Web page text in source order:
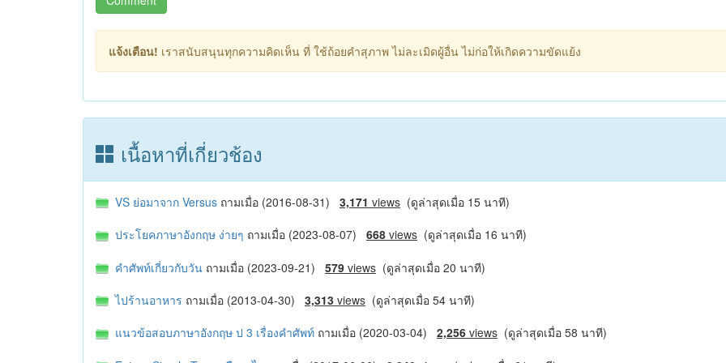
แจ้งเตือน! เราสนับสนุนทุกความคิดเห็น ที่ ใช้ถ้อยคำสุภาพ ไม่ละเมิดผู้อื่น ไม่ก่อให้เกิดความขัดแย้ง
เนื้อหาที่เกี่ยวช้อง
VS ย่อมาจาก Versus ถามเมื่อ (2016-08-31) 3,171 views (ดูล่าสุดเมื่อ 15 นาที)
ประโยคภาษาอังกฤษ ง่ายๆ ถามเมื่อ (2023-08-07) 668 views (ดูล่าสุดเมื่อ 16 นาที)
คำศัพท์เกี่ยวกับวัน ถามเมื่อ (2023-09-21) 579 views (ดูล่าสุดเมื่อ 20 นาที)
ไปร้านอาหาร ถามเมื่อ (2013-04-30) 3,313 views (ดูล่าสุดเมื่อ 54 นาที)
แนวข้อสอบภาษาอังกฤษ ป 3 เรื่องคำศัพท์ ถามเมื่อ (2020-03-04) 2,256 views (ดูล่าสุดเมื่อ 58 นาที)